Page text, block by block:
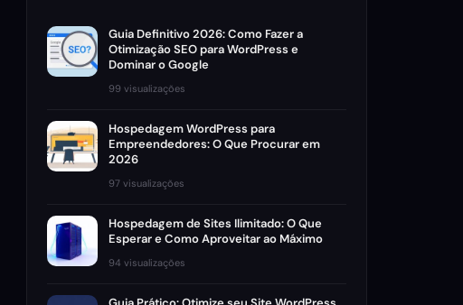
Guia Definitivo 2026: Como Fazer a
Otimização SEO para WordPress e
Dominar o Google
99 visualizações
Hospedagem WordPress para
Empreendedores: O Que Procurar em
2026
97 visualizações
Hospedagem de Sites Ilimitado: O Que
Esperar e Como Aproveitar ao Máximo
94 visualizações